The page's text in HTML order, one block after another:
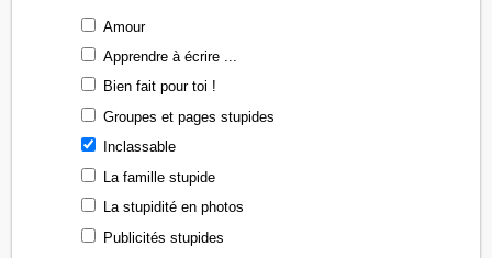
Amour
Apprendre à écrire ...
Bien fait pour toi !
Groupes et pages stupides
Inclassable
La famille stupide
La stupidité en photos
Publicités stupides